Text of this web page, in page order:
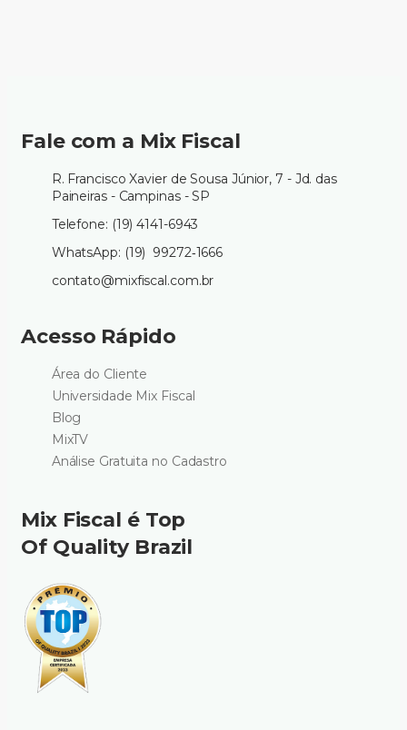
Fale com a Mix Fiscal
R. Francisco Xavier de Sousa Júnior, 7 - Jd. das
Paineiras - Campinas - SP
Telefone: (19) 4141-6943
WhatsApp: (19) 99272‑1666‬
contato@mixfiscal.com.br
Acesso Rápido
Área do Cliente
Universidade Mix Fiscal
Blog
MixTV
Análise Gratuita no Cadastro
Mix Fiscal é Top
Of Quality Brazil